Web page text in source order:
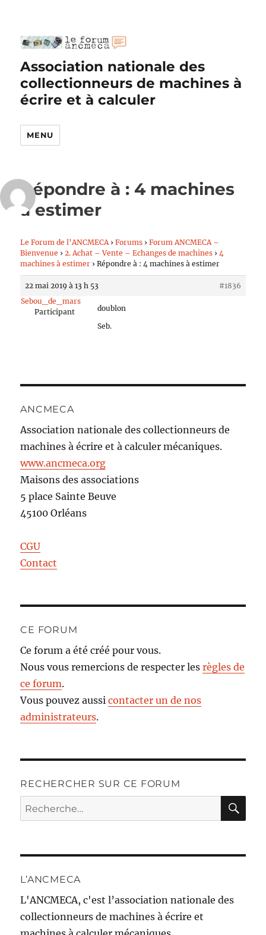
Association nationale des
collectionneurs de machines à
écrire et à calculer
MENU
Répondre à : 4 machines
à estimer
Le Forum de l’ANCMECA › Forums › Forum ANCMECA –
Bienvenue › 2. Achat – Vente – Echanges de machines › 4
machines à estimer › Répondre à : 4 machines à estimer
22 mai 2019 à 13 h 53
#1836
Sebou_de_mars
Participant
doublon
Seb.
ANCMECA
Association nationale des collectionneurs de
machines à écrire et à calculer mécaniques.
www.ancmeca.org
Maisons des associations
5 place Sainte Beuve
45100 Orléans
CGU
Contact
CE FORUM
Ce forum a été créé pour vous.
Nous vous remercions de respecter lesrègles de
ce forum.
Vous pouvez aussicontacter un de nos
administrateurs.
RECHERCHER SUR CE FORUM
Recherche
pour :
L’ANCMECA
L'ANCMECA, c'est l’association nationale des
collectionneurs de machines à écrire et